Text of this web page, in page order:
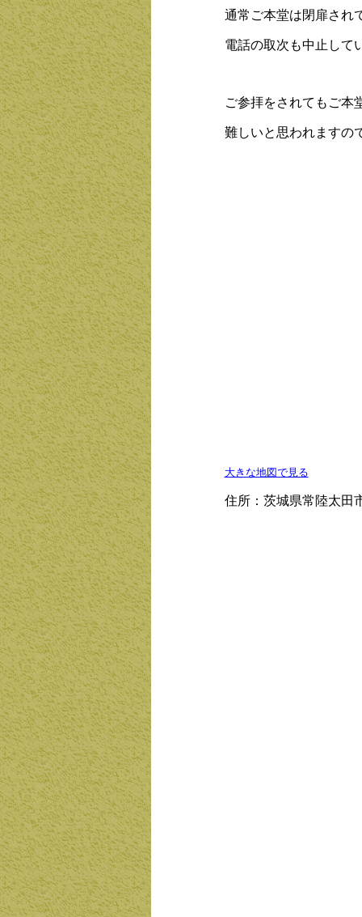
通常ご本堂は閉扉され
電話の取次も中止して
ご参拝をされてもご本
難しいと思われますの
大きな地図で見る
住所：茨城県常陸太田